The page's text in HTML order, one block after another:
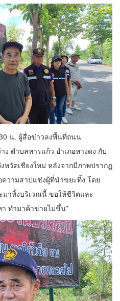
น. ผู้สื่อข่าวลงพื้นที่ถนน
ตำบลหารแก้ว อำเภอหางดง กับ
หวัดเชียงใหม่ หลังจากมีภาพปรากฏ
วามสาปแช่งผู้ที่นำขยะทิ้ง โดย
มาทิ้งบริเวณนี้ ขอให้ชีวิตและ
ทำมาค้าขายไม่ขึ้น”